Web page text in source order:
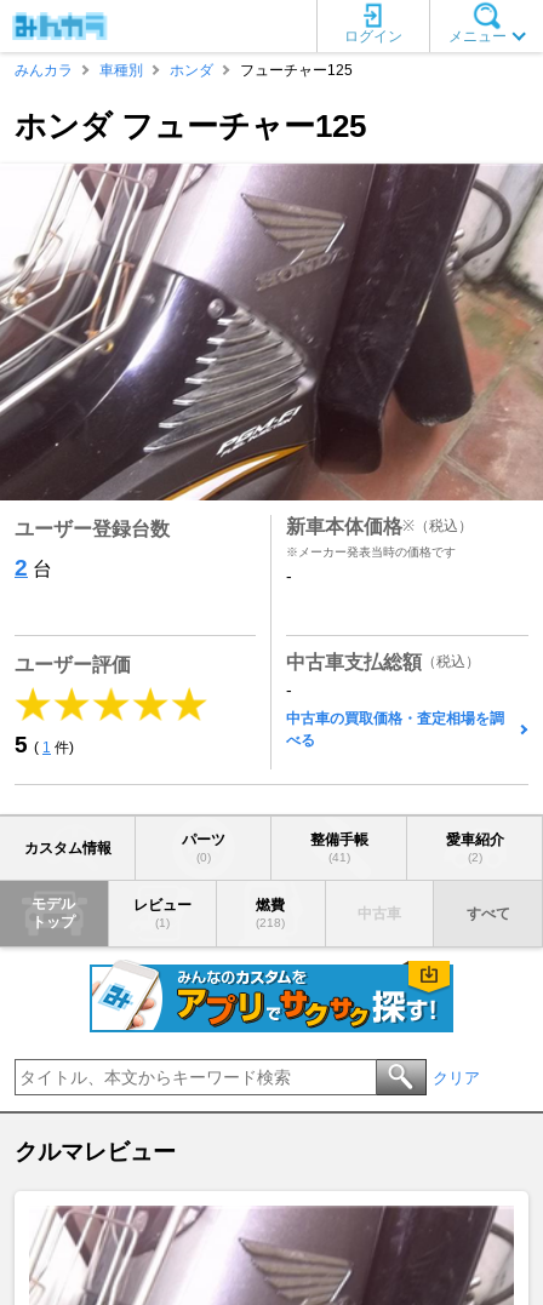
メニュー
ログイン
みんカラ
車種別 ホンダ フューチャー125
ホンダ フューチャー125
ユーザー登録台数
2 台
ユーザー評価
5 ( 1 件)
新車本体価格※ （税込）
※メーカー発表当時の価格です
-
中古車支払総額 （税込）
-
中古車の買取価格・査定相場を調
べる
カスタム情報 パーツ
(0)
整備手帳
(41)
愛車紹介
(2)
モデル
トップ
レビュー
(1)
燃費
(218)
中古車 すべて
クリア
クルマレビュー